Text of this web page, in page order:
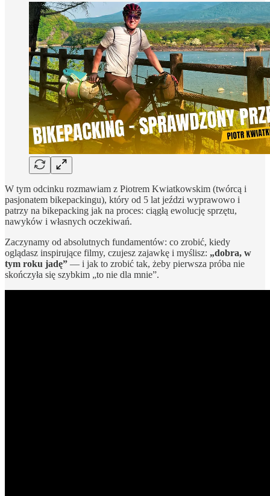
W tym odcinku rozmawiam z Piotrem Kwiatkowskim (twórcą i
pasjonatem bikepackingu), który od 5 lat jeździ wyprawowo i
patrzy na bikepacking jak na proces: ciągłą ewolucję sprzętu,
nawyków i własnych oczekiwań.
Zaczynamy od absolutnych fundamentów: co zrobić, kiedy
oglądasz inspirujące filmy, czujesz zajawkę i myślisz: „dobra, w
tym roku jadę” — i jak to zrobić tak, żeby pierwsza próba nie
skończyła się szybkim „to nie dla mnie”.